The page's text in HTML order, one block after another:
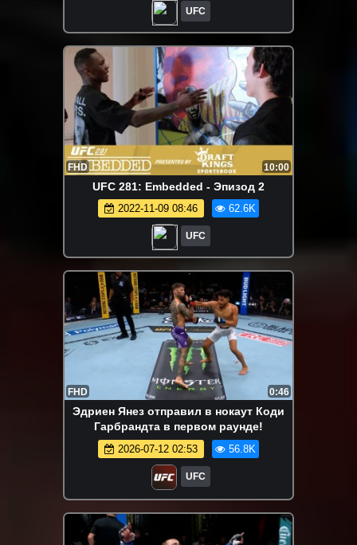
UFC
FHD 10:00
UFC 281: Embedded - Эпизод 2
2022-11-09 08:46 62.6K
UFC
FHD 0:46
Эдриен Янез отправил в нокаут Коди
Гарбрандта в первом раунде!
2026-07-12 02:53 56.8K
UFC